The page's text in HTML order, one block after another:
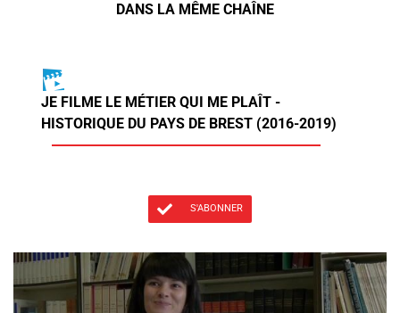
DANS LA MÊME CHAÎNE
JE FILME LE MÉTIER QUI ME PLAÎT -
HISTORIQUE DU PAYS DE BREST (2016-2019)
S'ABONNER